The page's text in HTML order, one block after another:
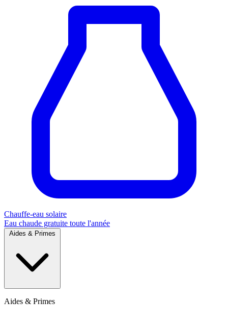
Chauffe-eau solaire
Eau chaude gratuite toute l'année
Aides & Primes